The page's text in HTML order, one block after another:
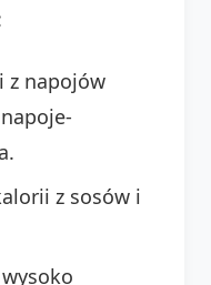
z napojów
z sosów i